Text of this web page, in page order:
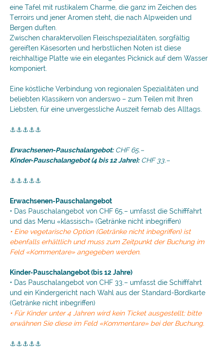
eine Tafel mit rustikalem Charme, die ganz im Zeichen des
Terroirs und jener Aromen steht, die nach Alpweiden und
Bergen duften.
Zwischen charaktervollen Fleischspezialitäten, sorgfältig
gereiften Käsesorten und herbstlichen Noten ist diese
reichhaltige Platte wie ein elegantes Picknick auf dem Wasser
komponiert.
Eine köstliche Verbindung von regionalen Spezialitäten und
beliebten Klassikern von anderswo – zum Teilen mit Ihren
Liebsten, für eine unvergessliche Auszeit fernab des Alltags.
⚓⚓⚓⚓⚓
Erwachsenen-Pauschalangebot:CHF 65.–
Kinder-Pauschalangebot (4 bis 12 Jahre):CHF 33.–
⚓⚓⚓⚓⚓
Erwachsenen-Pauschalangebot
• Das Pauschalangebot von CHF 65.– umfasst die Schifffahrt
und das Menu «klassisch» (Getränke nicht inbegriffen)
• Eine vegetarische Option (Getränke nicht inbegriffen) ist
ebenfalls erhältlich und muss zum Zeitpunkt der Buchung im
Feld «Kommentare» angegeben werden.
Kinder-Pauschalangebot (bis 12 Jahre)
• Das Pauschalangebot von CHF 33.– umfasst die Schifffahrt
und ein Kindergericht nach Wahl aus der Standard-Bordkarte
(Getränke nicht inbegriffen)
• Für Kinder unter 4 Jahren wird kein Ticket ausgestellt; bitte
erwähnen Sie diese im Feld «Kommentare» bei der Buchung.
⚓⚓⚓⚓⚓